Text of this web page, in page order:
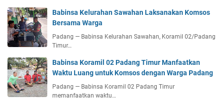
Babinsa Kelurahan Sawahan Laksanakan Komsos
Bersama Warga
Padang — Babinsa Kelurahan Sawahan, Koramil 02/Padang
Timur…
Babinsa Koramil 02 Padang Timur Manfaatkan
Waktu Luang untuk Komsos dengan Warga Padang
Padang — Babinsa Koramil 02 Padang Timur
memanfaatkan waktu…